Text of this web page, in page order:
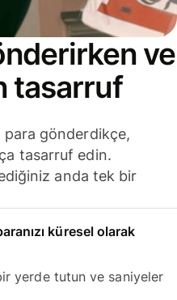
ve
tasarruf
gönderdikçe,
tasarruf edin.
anda tek bir
küresel olarak
yerde tutun ve saniyeler